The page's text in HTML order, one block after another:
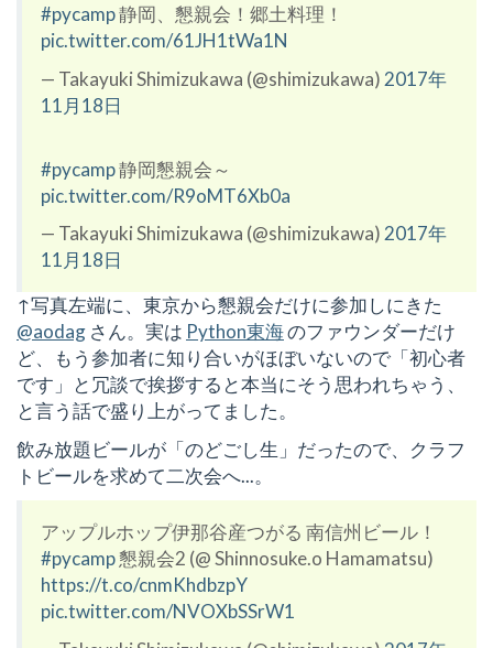
#pycamp静岡、懇親会！郷土料理！
pic.twitter.com/61JH1tWa1N
— Takayuki Shimizukawa (@shimizukawa) 2017年
11月18日
#pycamp静岡懇親会～
pic.twitter.com/R9oMT6Xb0a
— Takayuki Shimizukawa (@shimizukawa)2017年
11月18日
↑写真左端に、東京から懇親会だけに参加しにきた
@aodag さん。実は Python東海のファウンダーだけ
ど、もう参加者に知り合いがほぼいないので「初心者
です」と冗談で挨拶すると本当にそう思われちゃう、
と言う話で盛り上がってました。
飲み放題ビールが「のどごし生」だったので、クラフ
トビールを求めて二次会へ...。
アップルホップ伊那谷産つがる 南信州ビール！
#pycamp懇親会2 (@ Shinnosuke.o Hamamatsu)
https://t.co/cnmKhdbzpY
pic.twitter.com/NVOXbSSrW1